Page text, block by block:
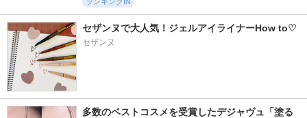
セザンヌで大人気！ジェルアイライナーHow to♡
セザンヌ
多数のベストコスメを受賞したデジャヴュ「塗る